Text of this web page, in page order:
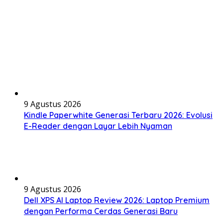
9 Agustus 2026
Kindle Paperwhite Generasi Terbaru 2026: Evolusi
E-Reader dengan Layar Lebih Nyaman
9 Agustus 2026
Dell XPS AI Laptop Review 2026: Laptop Premium
dengan Performa Cerdas Generasi Baru